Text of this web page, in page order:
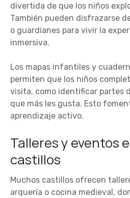
divertida de que los niños
También pueden disfrazarse
o guardianes para vivir la
inmersiva.
Los mapas infantiles y
permiten que los niños
visita, como identificar partes
que más les gusta. Esto
aprendizaje activo.
Talleres y eventos
castillos
Muchos castillos ofrecen
arquería o cocina medieval,